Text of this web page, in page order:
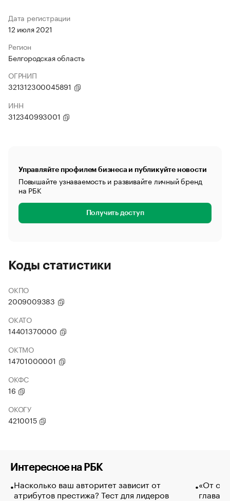
Дата регистрации
12 июля 2021
Регион
Белгородская область
ОГРНИП
321312300045891
ИНН
312340993001
Управляйте профилем бизнеса и публикуйте новости
Повышайте узнаваемость и развивайте личный бренд
на РБК
Получить доступ
Коды статистики
ОКПО
2009009383
ОКАТО
14401370000
ОКТМО
14701000001
ОКФС
16
ОКОГУ
4210015
Интересное на РБК
Насколько ваш авторитет зависит от
атрибутов престижа? Тест для лидеров
«От
глава